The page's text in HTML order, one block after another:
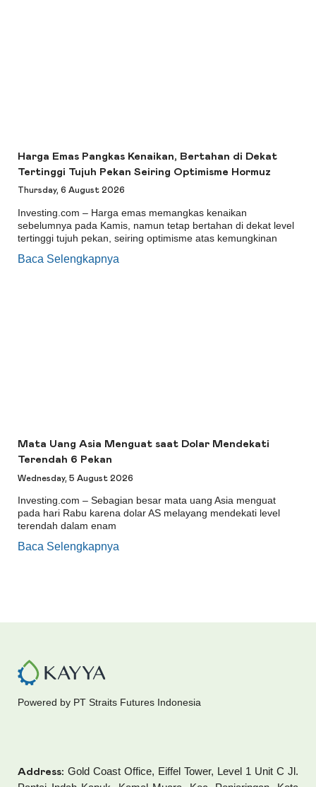
Harga Emas Pangkas Kenaikan, Bertahan di Dekat
Tertinggi Tujuh Pekan Seiring Optimisme Hormuz
Thursday, 6 August 2026
Investing.com – Harga emas memangkas kenaikan
sebelumnya pada Kamis, namun tetap bertahan di dekat level
tertinggi tujuh pekan, seiring optimisme atas kemungkinan
Baca Selengkapnya
Mata Uang Asia Menguat saat Dolar Mendekati
Terendah 6 Pekan
Wednesday, 5 August 2026
Investing.com – Sebagian besar mata uang Asia menguat
pada hari Rabu karena dolar AS melayang mendekati level
terendah dalam enam
Baca Selengkapnya
Powered by PT Straits Futures Indonesia
Address: Gold Coast Office, Eiffel Tower, Level 1 Unit C Jl.